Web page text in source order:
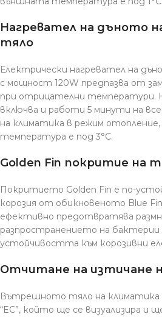
Нагревател на дъното
тяло
Електрически нагревател на
с мощност 120W предпазва от
при отрицателни температури.
включва и работи 5 минути на
на климатика в режим
температура е под 3°C.
Golden Fin покритие на
Покритието Golden Fin е по-
корозия от обикновеното Blue
ефективно предотвратява
разпространението на бактерии
устойчивостта към корозивни
Отчитане на изтичане
Вътрешното тяло на климатика
“EC”, който ще се визуализира и